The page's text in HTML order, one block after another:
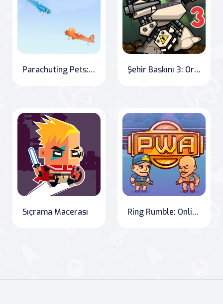
Parachuting Pets: WWII Edition Şehir Baskını 3: Orman Baskını
Sıçrama Macerası Ring Rumble: Online Wrestling Showdown